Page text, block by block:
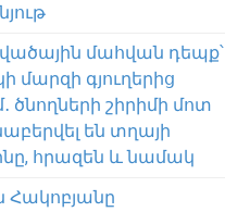
մահվան դեպք՝
մարզի գյուղերից
ծնողների շիրիմի մոտ
են տղայի
հրազեն և նամակ
Հակոբյանը